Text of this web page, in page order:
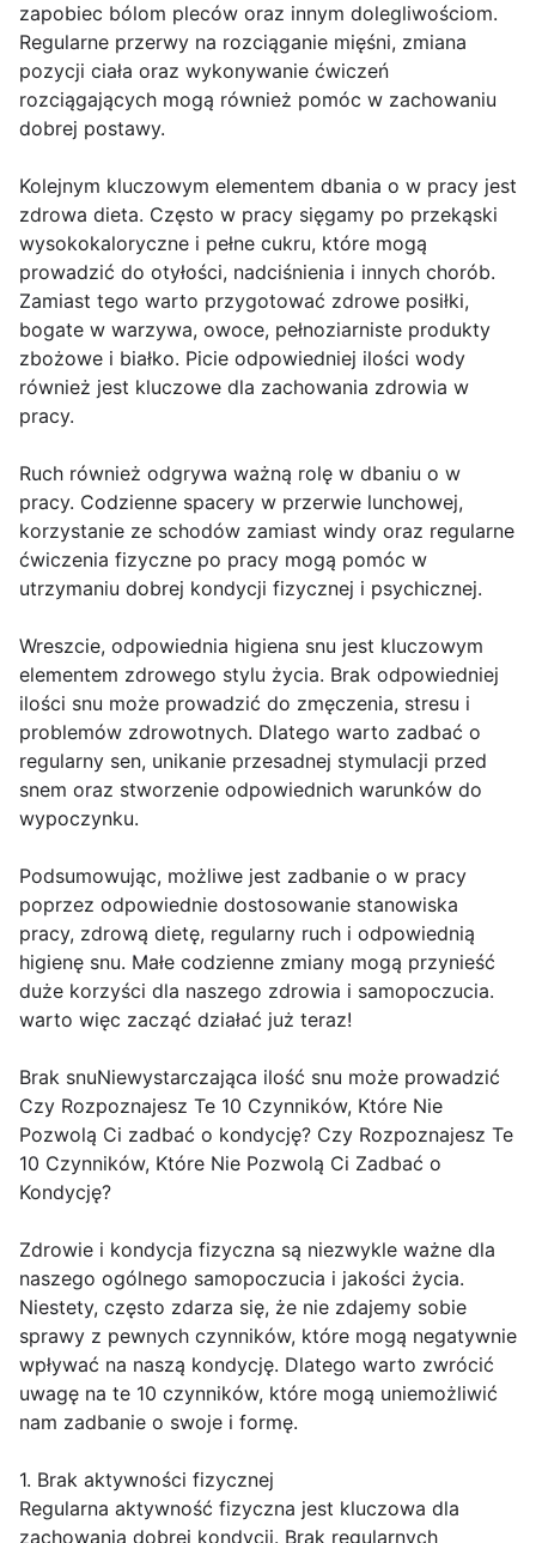
zapobiec bólom pleców oraz innym dolegliwościom.
Regularne przerwy na rozciąganie mięśni, zmiana
pozycji ciała oraz wykonywanie ćwiczeń
rozciągających mogą również pomóc w zachowaniu
dobrej postawy.
Kolejnym kluczowym elementem dbania o w pracy jest
zdrowa dieta. Często w pracy sięgamy po przekąski
wysokokaloryczne i pełne cukru, które mogą
prowadzić do otyłości, nadciśnienia i innych chorób.
Zamiast tego warto przygotować zdrowe posiłki,
bogate w warzywa, owoce, pełnoziarniste produkty
zbożowe i białko. Picie odpowiedniej ilości wody
również jest kluczowe dla zachowania zdrowia w
pracy.
Ruch również odgrywa ważną rolę w dbaniu o w
pracy. Codzienne spacery w przerwie lunchowej,
korzystanie ze schodów zamiast windy oraz regularne
ćwiczenia fizyczne po pracy mogą pomóc w
utrzymaniu dobrej kondycji fizycznej i psychicznej.
Wreszcie, odpowiednia higiena snu jest kluczowym
elementem zdrowego stylu życia. Brak odpowiedniej
ilości snu może prowadzić do zmęczenia, stresu i
problemów zdrowotnych. Dlatego warto zadbać o
regularny sen, unikanie przesadnej stymulacji przed
snem oraz stworzenie odpowiednich warunków do
wypoczynku.
Podsumowując, możliwe jest zadbanie o w pracy
poprzez odpowiednie dostosowanie stanowiska
pracy, zdrową dietę, regularny ruch i odpowiednią
higienę snu. Małe codzienne zmiany mogą przynieść
duże korzyści dla naszego zdrowia i samopoczucia.
warto więc zacząć działać już teraz!
Brak snuNiewystarczająca ilość snu może prowadzić
Czy Rozpoznajesz Te 10 Czynników, Które Nie
Pozwolą Ci zadbać o kondycję? Czy Rozpoznajesz Te
10 Czynników, Które Nie Pozwolą Ci Zadbać o
Kondycję?
Zdrowie i kondycja fizyczna są niezwykle ważne dla
naszego ogólnego samopoczucia i jakości życia.
Niestety, często zdarza się, że nie zdajemy sobie
sprawy z pewnych czynników, które mogą negatywnie
wpływać na naszą kondycję. Dlatego warto zwrócić
uwagę na te 10 czynników, które mogą uniemożliwić
nam zadbanie o swoje i formę.
1. Brak aktywności fizycznej
Regularna aktywność fizyczna jest kluczowa dla
zachowania dobrej kondycji. Brak regularnych